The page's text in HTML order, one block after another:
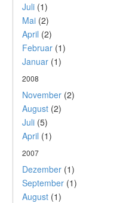
Juli (1)
Mai (2)
April (2)
Februar (1)
Januar (1)
2008
November (2)
August (2)
Juli (5)
April (1)
2007
Dezember (1)
September (1)
August (1)